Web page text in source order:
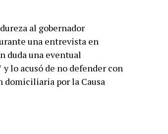
al gobernador
una entrevista en
duda una eventual
lo acusó de no defender con
domiciliaria por la Causa